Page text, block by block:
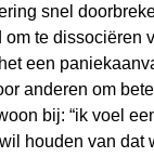
snel
om te dissociëren
een
anderen om
bij: “ik voel
houden van dat